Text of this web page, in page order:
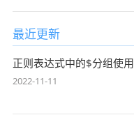
最近更新
正则表达式中的$分组使
2022-11-11